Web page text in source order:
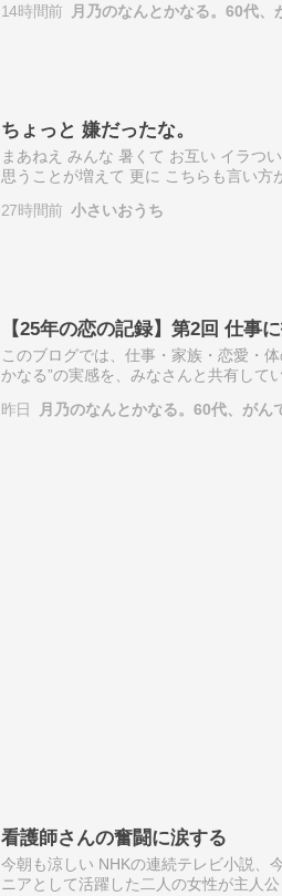
とりで抱え…
14時間前 月乃のなんとかなる。60代、
ちょっと 嫌だったな。
まあねえ みんな 暑くて お互い イラつ
思うことが増えて 更に こちらも言い方
人…
27時間前 小さいおうち
【25年の恋の記録】第2回 仕事
このブログでは、仕事・家族・恋愛・
かなる”の実感を、みなさんと共有して
とりで抱え…
昨日 月乃のなんとかなる。60代、がん
看護師さんの奮闘に涙する
今朝も涼しい NHKの連続テレビ小説、
ニアとして活躍した二人の女性が主人